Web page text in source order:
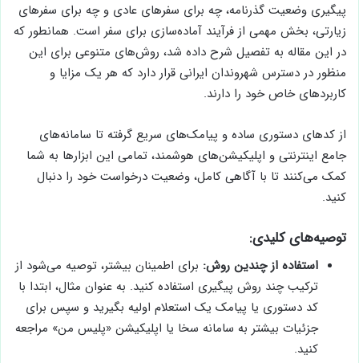
پیگیری وضعیت گذرنامه، چه برای سفرهای عادی و چه برای سفرهای
زیارتی، بخش مهمی از فرآیند آماده‌سازی برای سفر است. همانطور که
در این مقاله به تفصیل شرح داده شد، روش‌های متنوعی برای این
منظور در دسترس شهروندان ایرانی قرار دارد که هر یک مزایا و
کاربردهای خاص خود را دارند.
از کدهای دستوری ساده و پیامک‌های سریع گرفته تا سامانه‌های
جامع اینترنتی و اپلیکیشن‌های هوشمند، تمامی این ابزارها به شما
کمک می‌کنند تا با آگاهی کامل، وضعیت درخواست خود را دنبال
کنید.
توصیه‌های کلیدی:
استفاده از چندین روش: برای اطمینان بیشتر، توصیه می‌شود از
ترکیب چند روش پیگیری استفاده کنید. به عنوان مثال، ابتدا با
کد دستوری یا پیامک یک استعلام اولیه بگیرید و سپس برای
جزئیات بیشتر به سامانه سخا یا اپلیکیشن «پلیس من» مراجعه
کنید.